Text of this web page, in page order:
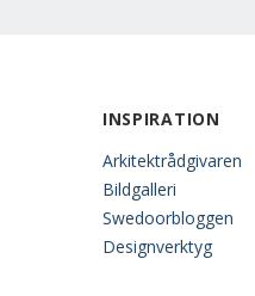
INSPIRATION
Arkitektrådgivaren
Bildgalleri
Swedoorbloggen
Designverktyg